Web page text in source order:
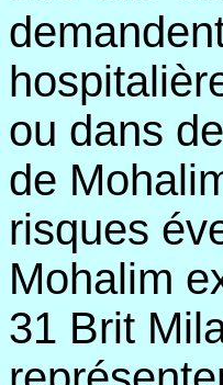
ou dans
de
risques
Mohalim
31 Brit